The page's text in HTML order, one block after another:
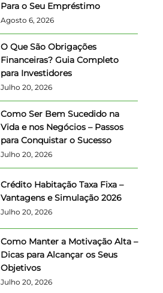
Para o Seu Empréstimo
Agosto 6, 2026
O Que São Obrigações
Financeiras? Guia Completo
para Investidores
Julho 20, 2026
Como Ser Bem Sucedido na
Vida e nos Negócios – Passos
para Conquistar o Sucesso
Julho 20, 2026
Crédito Habitação Taxa Fixa –
Vantagens e Simulação 2026
Julho 20, 2026
Como Manter a Motivação Alta –
Dicas para Alcançar os Seus
Objetivos
Julho 20, 2026